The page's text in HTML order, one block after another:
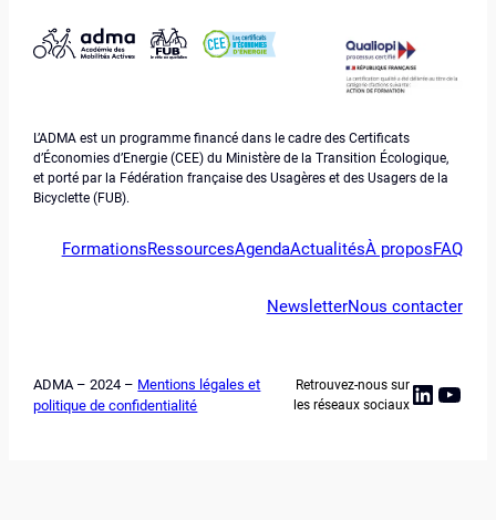
L’ADMA est un programme financé dans le cadre des Certificats
d’Économies d’Energie (CEE) du Ministère de la Transition Écologique,
et porté par la Fédération française des Usagères et des Usagers de la
Bicyclette (FUB).
FormationsRessourcesAgendaActualitésÀ proposFAQ
NewsletterNous contacter
ADMA – 2024 – Mentions légales et
politique de confidentialité
Retrouvez-nous sur
les réseaux sociaux